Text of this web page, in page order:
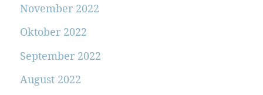
November 2022
Oktober 2022
September 2022
August 2022